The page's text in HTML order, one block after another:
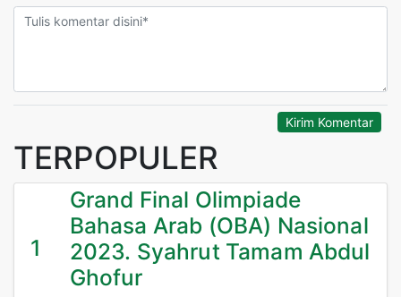
Kirim Komentar
TERPOPULER
1
Grand Final Olimpiade
Bahasa Arab (OBA) Nasional
2023. Syahrut Tamam Abdul
Ghofur